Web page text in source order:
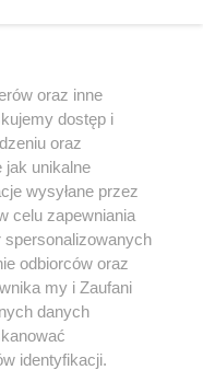
600 m² miał
(ok. 5 100
obsłużyć do
Wnętrze
oraz inne
dostęp i
oraz
jak unikalne
wysyłane przez
celu zapewniania
odbiorców oraz
my i Zaufani
danych
identyfikacji.